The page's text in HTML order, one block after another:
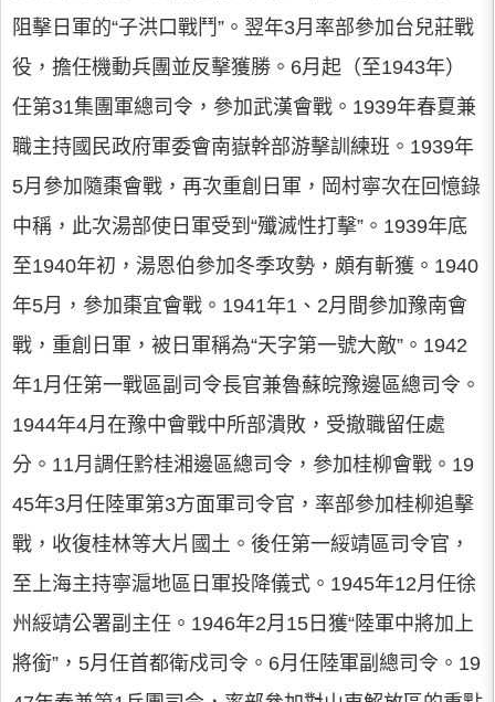
阻擊日軍的“子洪口戰鬥”。翌年3月率部參加台兒莊戰
役，擔任機動兵團並反擊獲勝。6月起（至1943年）
任第31集團軍總司令，參加武漢會戰。1939年春夏兼
職主持國民政府軍委會南嶽幹部游擊訓練班。1939年
5月參加隨棗會戰，再次重創日軍，岡村寧次在回憶錄
中稱，此次湯部使日軍受到“殲滅性打擊”。1939年底
至1940年初，湯恩伯參加冬季攻勢，頗有斬獲。1940
年5月，參加棗宜會戰。1941年1、2月間參加豫南會
戰，重創日軍，被日軍稱為“天字第一號大敵”。1942
年1月任第一戰區副司令長官兼魯蘇皖豫邊區總司令。
1944年4月在豫中會戰中所部潰敗，受撤職留任處
分。11月調任黔桂湘邊區總司令，參加桂柳會戰。19
45年3月任陸軍第3方面軍司令官，率部參加桂柳追擊
戰，收復桂林等大片國土。後任第一綏靖區司令官，
至上海主持寧滬地區日軍投降儀式。1945年12月任徐
州綏靖公署副主任。1946年2月15日獲“陸軍中將加上
將銜”，5月任首都衛戍司令。6月任陸軍副總司令。19